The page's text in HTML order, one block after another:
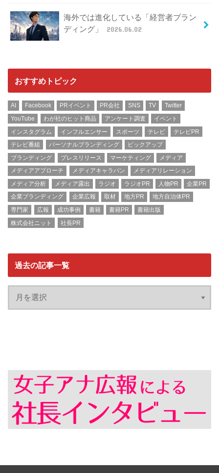
海外では進化している「経営者ブラン
ディング」
2026.06.02
おすすめトピック
AI Facebook PRイベント PR会社 SNS TV
Twitter
YouTube
わが社のヒット商品 アンケート調査
イベント
インスタグラム
インフルエンサー スポーツ テレビ
テレビPR
テレビ番組
パーソナルブランディング
ピックアップ
ブランディング
プレスリリース マーケティング
メディア
メディアアプローチ
メディアキャラバン
メディアリレーション
メディア分析
メディア露出 ラジオ ラジオPR 人物PR
企業PR
企業ブランディング
企業広報 取材 地方PR
地方自治体PR
専門家
広報 成功事例 書籍 書籍PR
書籍出版
株式会社ニット
社長PR
過去の記事一覧